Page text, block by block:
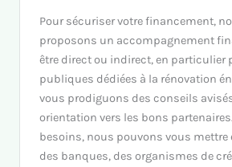
Pour sécuriser votre financement,
proposons un accompagnement
être direct ou indirect, en particulier
publiques dédiées à la rénovation
vous prodiguons des conseils
orientation vers les bons
besoins, nous pouvons vous mettre
des banques, des organismes de